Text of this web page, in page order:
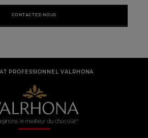
CONTACTEZ-NOUS
PROFESSIONNEL VALRHONA